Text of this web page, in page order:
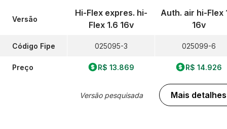
Versão
Código Fipe
Preço
Hi-Flex expres. hi-
Flex 1.6 16v
025095-3
R$ 13.869
Versão pesquisada
Auth. air hi-Flex
16v
025099-6
R$ 14.926
Mais detalhes